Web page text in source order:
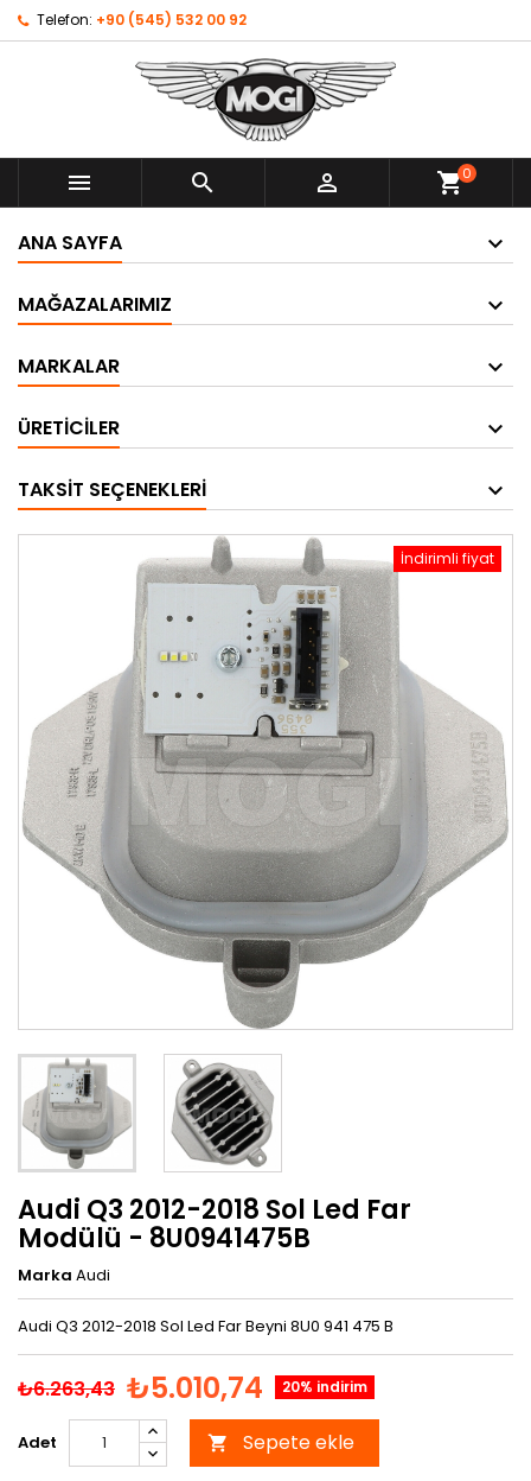
Telefon: +90 (545) 532 00 92
   shopping_cart0
ANA SAYFA
MAĞAZALARIMIZ
MARKALAR
ÜRETICILER
TAKSIT SEÇENEKLERI
İndirimli fiyat
Audi Q3 2012-2018 Sol Led Far
Modülü - 8U0941475B
Marka Audi
Audi Q3 2012-2018 Sol Led Far Beyni 8U0 941 475 B
₺6.263,43 ₺5.010,74 20% indirim
Adet  Sepete ekle